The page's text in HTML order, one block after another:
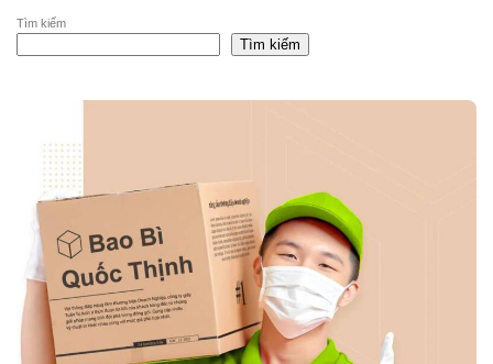
Tìm kiếm
Tìm kiếm